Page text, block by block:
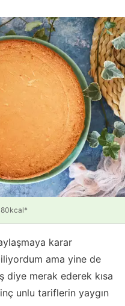
karar
ama yine de
diye merak ederek kısa
unlu tariflerin yaygın